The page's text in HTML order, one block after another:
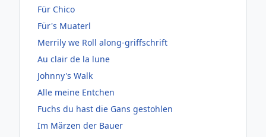
Für Chico
Für's Muaterl
Merrily we Roll along-griffschrift
Au clair de la lune
Johnny's Walk
Alle meine Entchen
Fuchs du hast die Gans gestohlen
Im Märzen der Bauer